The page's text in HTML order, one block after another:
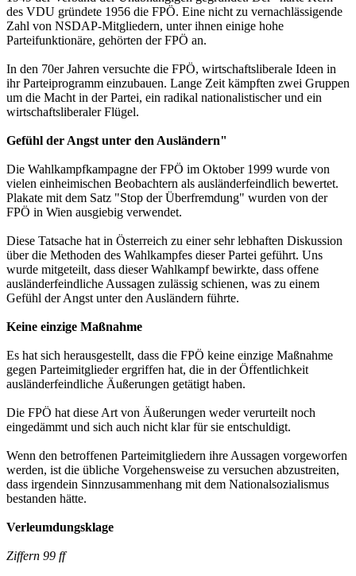
des VDU gründete 1956 die FPÖ. Eine nicht zu vernachlässigende
Zahl von NSDAP-Mitgliedern, unter ihnen einige hohe
Parteifunktionäre, gehörten der FPÖ an.
In den 70er Jahren versuchte die FPÖ, wirtschaftsliberale Ideen in
ihr Parteiprogramm einzubauen. Lange Zeit kämpften zwei Gruppen
um die Macht in der Partei, ein radikal nationalistischer und ein
wirtschaftsliberaler Flügel.
Gefühl der Angst unter den Ausländern"
Die Wahlkampfkampagne der FPÖ im Oktober 1999 wurde von
vielen einheimischen Beobachtern als ausländerfeindlich bewertet.
Plakate mit dem Satz "Stop der Überfremdung" wurden von der
FPÖ in Wien ausgiebig verwendet.
Diese Tatsache hat in Österreich zu einer sehr lebhaften Diskussion
über die Methoden des Wahlkampfes dieser Partei geführt. Uns
wurde mitgeteilt, dass dieser Wahlkampf bewirkte, dass offene
ausländerfeindliche Aussagen zulässig schienen, was zu einem
Gefühl der Angst unter den Ausländern führte.
Keine einzige Maßnahme
Es hat sich herausgestellt, dass die FPÖ keine einzige Maßnahme
gegen Parteimitglieder ergriffen hat, die in der Öffentlichkeit
ausländerfeindliche Äußerungen getätigt haben.
Die FPÖ hat diese Art von Äußerungen weder verurteilt noch
eingedämmt und sich auch nicht klar für sie entschuldigt.
Wenn den betroffenen Parteimitgliedern ihre Aussagen vorgeworfen
werden, ist die übliche Vorgehensweise zu versuchen abzustreiten,
dass irgendein Sinnzusammenhang mit dem Nationalsozialismus
bestanden hätte.
Verleumdungsklage
Ziffern 99 ff